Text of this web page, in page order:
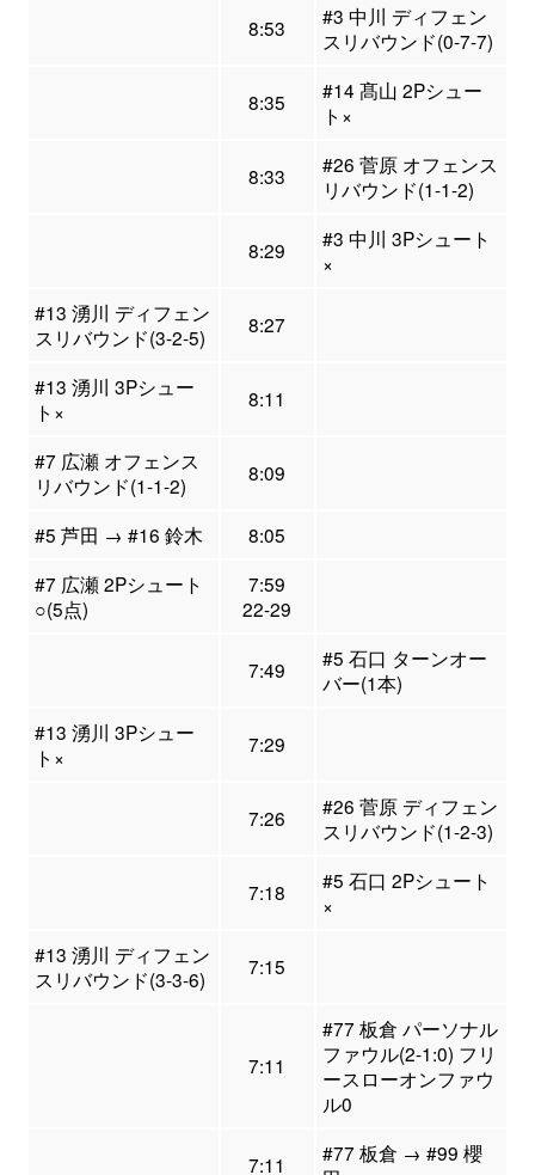
8:53
#3 中川 ディフェン
スリバウンド(0-7-7)
8:35
#14 髙山 2Pシュー
ト×
8:33
#26 菅原 オフェンス
リバウンド(1-1-2)
8:29
#3 中川 3Pシュート
×
#13 湧川 ディフェン
スリバウンド(3-2-5)
8:27
#13 湧川 3Pシュー
ト×
8:11
#7 広瀬 オフェンス
リバウンド(1-1-2)
8:09
#5 芦田 → #16 鈴木
8:05
#7 広瀬 2Pシュート
○(5点)
7:59
22-29
7:49
#5 石口 ターンオー
バー(1本)
#13 湧川 3Pシュー
ト×
7:29
7:26
#26 菅原 ディフェン
スリバウンド(1-2-3)
7:18
#5 石口 2Pシュート
×
#13 湧川 ディフェン
スリバウンド(3-3-6)
7:15
7:11
#77 板倉 パーソナル
ファウル(2-1:0) フリ
ースローオンファウ
ル0
7:11
#77 板倉 → #99 櫻